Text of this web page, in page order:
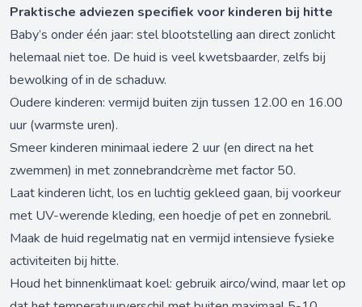
Praktische adviezen specifiek voor kinderen bij hitte
Baby’s onder één jaar: stel blootstelling aan direct zonlicht
helemaal niet toe. De huid is veel kwetsbaarder, zelfs bij
bewolking of in de schaduw.
Oudere kinderen: vermijd buiten zijn tussen 12.00 en 16.00
uur (warmste uren).
Smeer kinderen minimaal iedere 2 uur (en direct na het
zwemmen) in met zonnebrandcrème met factor 50.
Laat kinderen licht, los en luchtig gekleed gaan, bij voorkeur
met UV-werende kleding, een hoedje of pet en zonnebril.
Maak de huid regelmatig nat en vermijd intensieve fysieke
activiteiten bij hitte.
Houd het binnenklimaat koel: gebruik airco/wind, maar let op